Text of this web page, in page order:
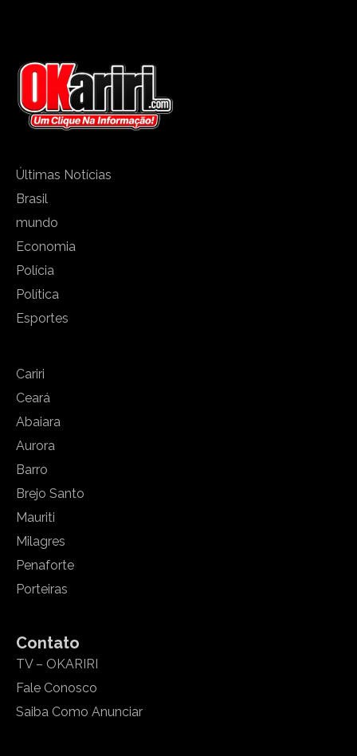
Últimas Notícias
Brasil
mundo
Economia
Polícia
Política
Esportes
Cariri
Ceará
Abaiara
Aurora
Barro
Brejo Santo
Mauriti
Milagres
Penaforte
Porteiras
Contato
TV – OKARIRI
Fale Conosco
Saiba Como Anunciar